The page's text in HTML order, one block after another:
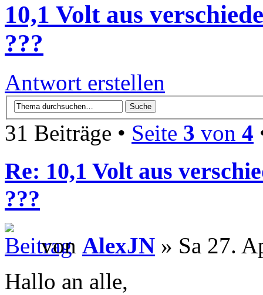
10,1 Volt aus
???
Antwort erstellen
31 Beiträge • Seite 3 von 4
Re: 10,1 Volt aus
???
von AlexJN » Sa 27.
Hallo an alle,